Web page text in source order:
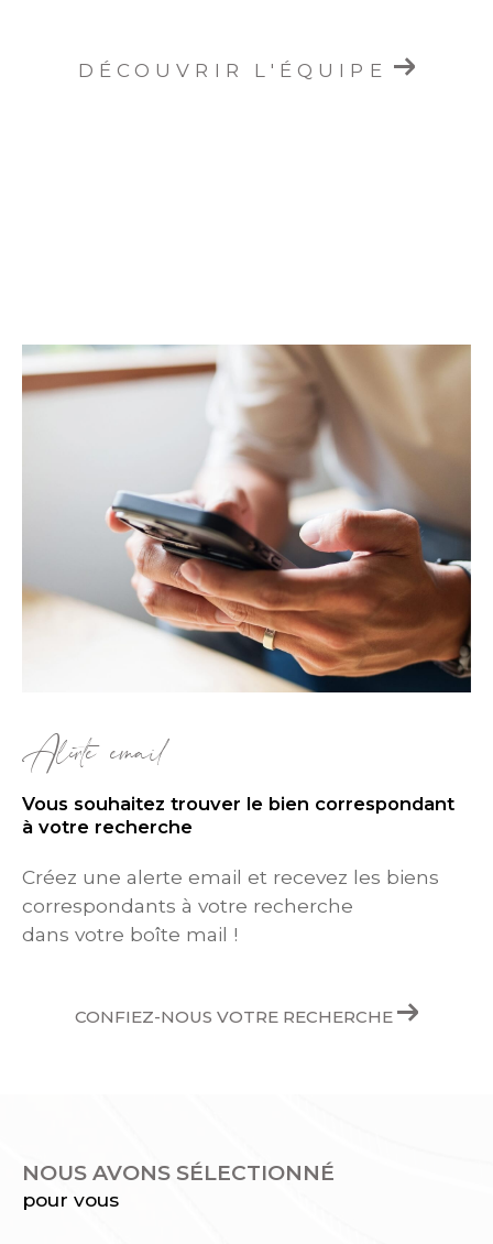
DÉCOUVRIR L'ÉQUIPE
Alerte email
Vous souhaitez trouver le bien correspondant
à votre recherche
Créez une alerte email et recevez les biens
correspondants à votre recherche
dans votre boîte mail !
CONFIEZ-NOUS VOTRE RECHERCHE
NOUS AVONS SÉLECTIONNÉ
pour vous